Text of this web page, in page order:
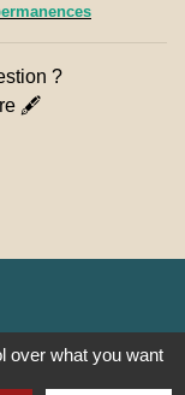
?
🖋
over what you want